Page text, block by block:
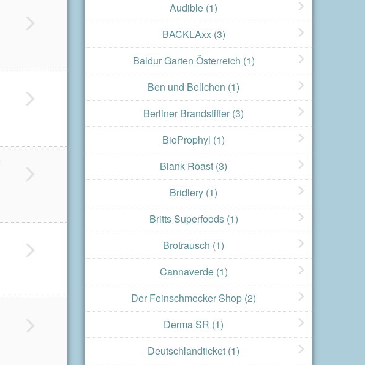
Audible (1)
BACKLAxx (3)
Baldur Garten Österreich (1)
Ben und Bellchen (1)
Berliner Brandstifter (3)
BioProphyl (1)
Blank Roast (3)
Bridlery (1)
Britts Superfoods (1)
Brotrausch (1)
Cannaverde (1)
Der Feinschmecker Shop (2)
Derma SR (1)
Deutschlandticket (1)